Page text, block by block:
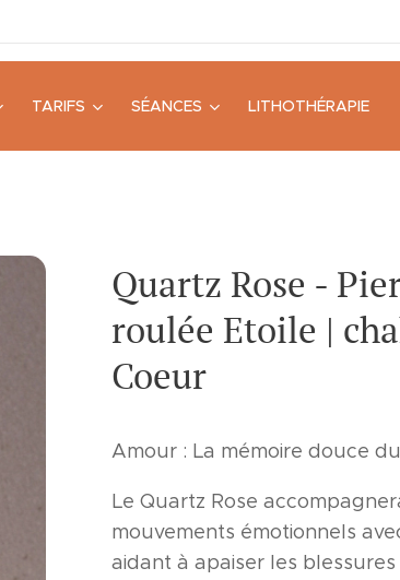
TARIFS SÉANCES LITHOTHÉRAPIE
Quartz Rose -
roulée Etoile |
Coeur
Amour : La mémoire douce
Le Quartz Rose
mouvements émotionnels
aidant à apaiser les